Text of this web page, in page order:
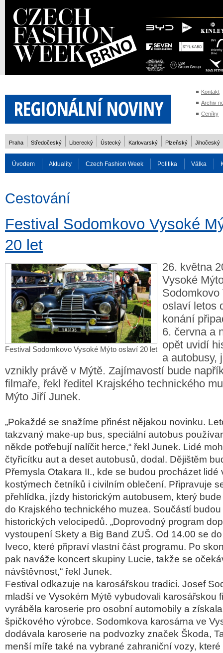
Kontakt
Archiv
Ceníky
Praha Středočeský Liberecký Ústecký Karlovarský Plzeňský Jihočeský
Úvodem Aktuality Czech Fashion Week Politika Válka
Cestování
Festival Sodomkovo Vysoké
20 let
Festival Sodomkovo Vysoké Mýto oslaví 20 let
26. května
Vysoké
oslaví letos
konání
6. června a
opět uvidí
a autobusy,
vznikly právě v Mýtě. Zajímavostí bude
filmaře, řekl ředitel Krajského technického
Mýto Jiří Junek.
„Pokaždé se snažíme přinést nějakou novinku.
takzvaný make-up bus, speciální autobus
někde potřebují nalíčit herce,“ řekl Junek. Lidé
čtyřicítku aut a deset autobusů, dodal. Dějištěm
Přemysla Otakara II., kde se budou procházet lidé
kostýmech četníků i civilním oblečení. Připravuje
přehlídka, jízdy historickým autobusem, který
do Krajského technického muzea. Součástí
historických velocipedů. „Doprovodný program
vystoupení Skety a Big Band ZUŠ. Od 14.00 se
Iveco, které připraví vlastní část programu. Po
pak naváže koncert skupiny Lucie, takže se
návštěvnost,“ řekl Junek.
Festival odkazuje na karosářskou tradici. Josef
mladší ve Vysokém Mýtě vybudovali karosářskou
vyráběla karoserie pro osobní automobily a
špičkového výrobce. Sodomkova karosárna ve
dodávala karoserie na podvozky značek Škoda,
menší míře také na vybrané zahraniční vozy, které